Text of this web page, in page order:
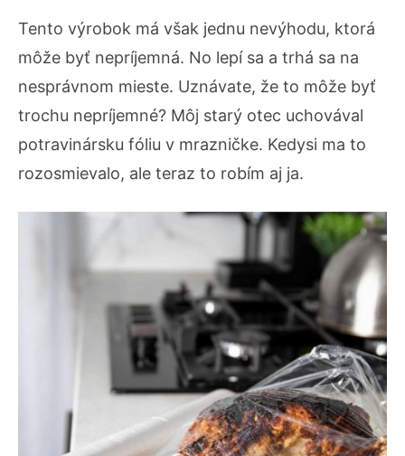
Tento výrobok má však jednu nevýhodu, ktorá
môže byť nepríjemná. No lepí sa a trhá sa na
nesprávnom mieste. Uznávate, že to môže byť
trochu nepríjemné? Môj starý otec uchovával
potravinársku fóliu v mrazničke. Kedysi ma to
rozosmievalo, ale teraz to robím aj ja.